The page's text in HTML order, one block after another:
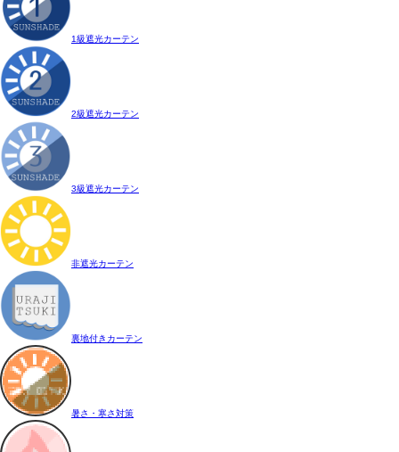
1級遮光カーテン
2級遮光カーテン
3級遮光カーテン
非遮光カーテン
裏地付きカーテン
暑さ・寒さ対策